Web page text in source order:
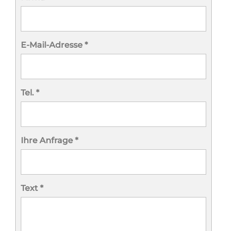
E-Mail-Adresse *
Tel. *
Ihre Anfrage *
Text *